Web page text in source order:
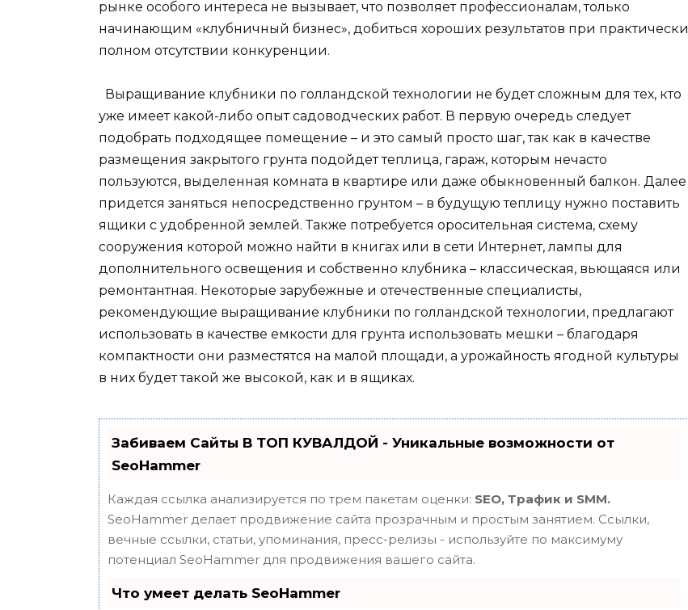
рынке особого интереса не вызывает, что позволяет профессионалам, только
начинающим «клубничный бизнес», добиться хороших результатов при практически
полном отсутствии конкуренции.
Выращивание клубники по голландской технологии не будет сложным для тех, кто
уже имеет какой-либо опыт садоводческих работ. В первую очередь следует
подобрать подходящее помещение – и это самый просто шаг, так как в качестве
размещения закрытого грунта подойдет теплица, гараж, которым нечасто
пользуются, выделенная комната в квартире или даже обыкновенный балкон. Далее
придется заняться непосредственно грунтом – в будущую теплицу нужно поставить
ящики с удобренной землей. Также потребуется оросительная система, схему
сооружения которой можно найти в книгах или в сети Интернет, лампы для
дополнительного освещения и собственно клубника – классическая, вьющаяся или
ремонтантная. Некоторые зарубежные и отечественные специалисты,
рекомендующие выращивание клубники по голландской технологии, предлагают
использовать в качестве емкости для грунта использовать мешки – благодаря
компактности они разместятся на малой площади, а урожайность ягодной культуры
в них будет такой же высокой, как и в ящиках.
Забиваем Сайты В ТОП КУВАЛДОЙ - Уникальные возможности от
SeoHammer
Каждая ссылка анализируется по трем пакетам оценки: SEO, Трафик и SMM.
SeoHammer делает продвижение сайта прозрачным и простым занятием. Ссылки,
вечные ссылки, статьи, упоминания, пресс-релизы - используйте по максимуму
потенциал SeoHammer для продвижения вашего сайта.
Что умеет делать SeoHammer